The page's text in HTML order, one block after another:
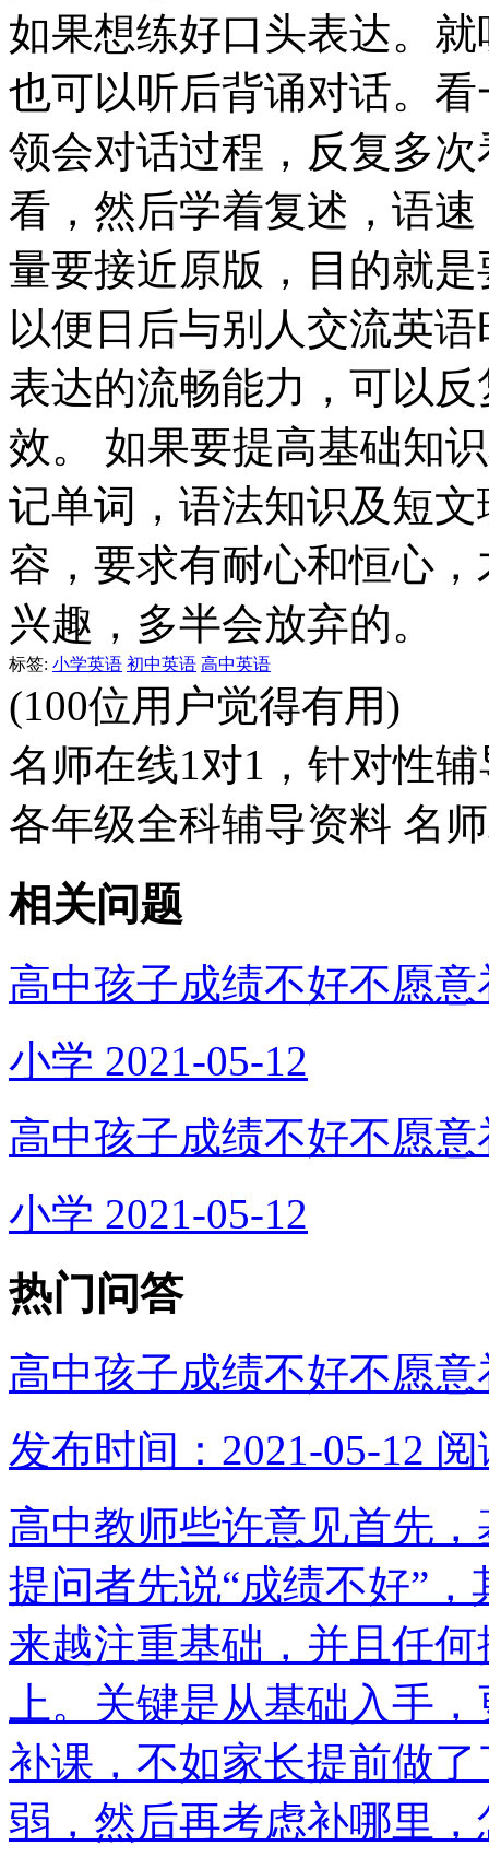
如果想练好口头表达。
也可以听后背诵对话。
领会对话过程，反复多
看，然后学着复述，语
量要接近原版，目的就
以便日后与别人交流英
表达的流畅能力，可以
效。 如果要提高基础知
记单词，语法知识及短
容，要求有耐心和恒心
兴趣，多半会放弃的。
标签: 小学英语 初中英语 高中英语
(100位用户觉得有用)
名师在线1对1，针对性
各年级全科辅导资料 名
相关问题
高中孩子成绩不好不愿
小学 2021-05-12
高中孩子成绩不好不愿
小学 2021-05-12
热门问答
高中孩子成绩不好不愿
发布时间：2021-05-12 阅
高中教师些许意见首先
提问者先说“成绩不好”
来越注重基础，并且任
上。关键是从基础入手
补课，不如家长提前做
弱，然后再考虑补哪里